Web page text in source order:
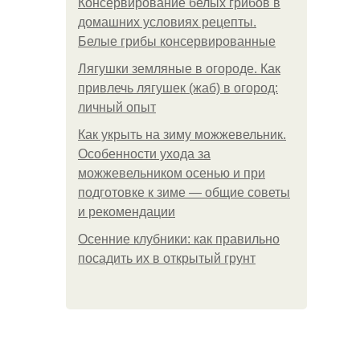
Консервирование белых грибов в
домашних условиях рецепты.
Белые грибы консервированные
Лягушки земляные в огороде. Как
привлечь лягушек (жаб) в огород:
личный опыт
Как укрыть на зиму можжевельник.
Особенности ухода за
можжевельником осенью и при
подготовке к зиме — общие советы
и рекомендации
Осенние клубники: как правильно
посадить их в открытый грунт